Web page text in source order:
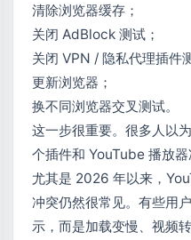
清除浏览器缓存；
关闭 AdBlock 测试；
关闭 VPN / 隐私代理插件
更新浏览器；
换不同浏览器交叉测试。
这一步很重要。很多人以
个插件和 YouTube 播放器
尤其是 2026 年以来，
冲突仍然很常见。有些用
示，而是加载变慢、视频